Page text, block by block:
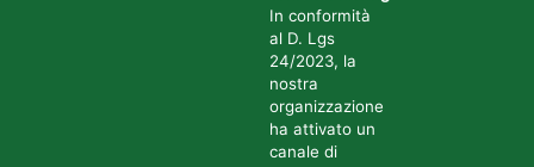
In conformità
al D. Lgs
24/2023, la
nostra
organizzazione
ha attivato un
canale di